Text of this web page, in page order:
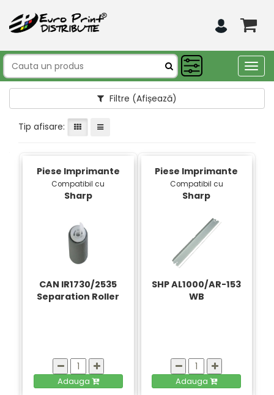
Filtre (Afișează)
Tip afisare:
Piese Imprimante
Compatibil cu
Sharp
CAN IR1730/2535
Separation Roller
Adauga
Piese Imprimante
Compatibil cu
Sharp
SHP AL1000/AR-153
WB
Adauga